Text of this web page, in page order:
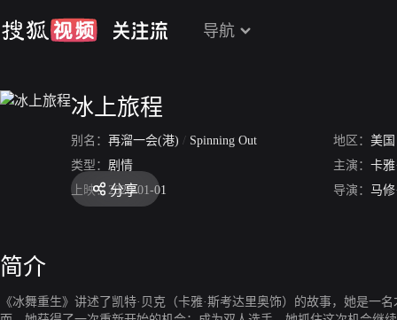
导航
冰上旅程
别名： 再溜一会(港) / Spinning Out 地区： 美国
类型： 剧情 主演： 卡雅
上映： 2020-01-01 导演： 马修
分享
简介
《冰舞重生》讲述了凯特·贝克（卡雅·斯考达里奥饰）的故事，她是